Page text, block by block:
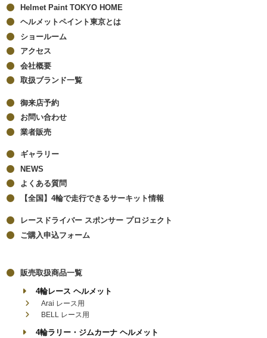
Helmet Paint TOKYO HOME
ヘルメットペイント東京とは
ショールーム
アクセス
会社概要
取扱ブランド一覧
御来店予約
お問い合わせ
業者販売
ギャラリー
NEWS
よくある質問
【全国】4輪で走行できるサーキット情報
レースドライバー スポンサー プロジェクト
ご購入申込フォーム
販売取扱商品一覧
4輪レース ヘルメット
Arai レース用
BELL レース用
4輪ラリー・ジムカーナ ヘルメット